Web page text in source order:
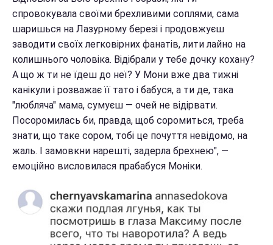
спровокувала своїми брехливими соплями, сама
шаришься на Лазурному березі і продовжуєш
заводити своїх легковірних фанатів, лити лайно на
колишнього чоловіка. Відібрали у тебе дочку кохану?
А що ж ти не їдеш до неї? У Мони вже два тижні
канікули і розважає її тато і бабуся, а ти де, така
"любляча" мама, сумуєш — очей не відірвати.
Посоромилась би, правда, щоб соромиться, треба
знати, що таке сором, тобі це почуття невідомо, на
жаль. І замовкни нарешті, задерла брехнею", —
емоційно висловилася прабабуся Моніки.